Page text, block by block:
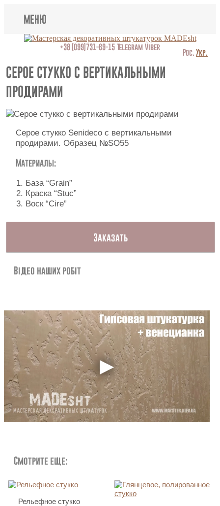
МЕНЮ
Lincrusta
Виды штукатурок
Поклейка обоев
Картины
Декоративные панно
Видео
Вопрос-ответ
О нас
+38 (099)731-69-15TelegramViber
СЕРОЕ СТУККО С ВЕРТИКАЛЬНЫМИ
ПРОДИРАМИ
Серое стукко Senideco с вертикальными
продирами. Образец №SO55
Материалы:
База “Grain”
Краска “Stuc”
Воск “Cire”
Заказать
Відео наших робіт
Смотрите еще:
Рельефное стукко
Рос.Укр.